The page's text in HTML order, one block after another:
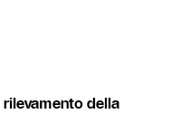
rilevamento della